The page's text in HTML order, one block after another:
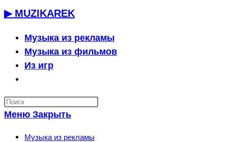
Перейти
содержимому
▶ MUZIKAREK
Музыка из рекламы
Музыка из фильмов
Из игр
по
веб-
сайту
Меню Закрыть
Музыка из рекламы